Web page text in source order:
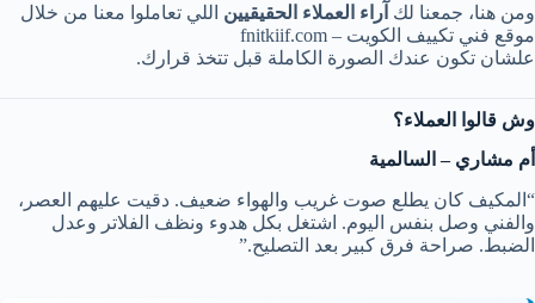
ومن هنا، جمعنا لك آراء العملاء الحقيقيين اللي تعاملوا معنا من خلال
موقع فني تكييف الكويت – fnitkiif.com
علشان تكون عندك الصورة الكاملة قبل تتخذ قرارك.
وش قالوا العملاء؟
أم مشاري – السالمية
“المكيف كان يطلع صوت غريب والهواء ضعيف. دقيت عليهم العصر،
والفني وصل بنفس اليوم. اشتغل بكل هدوء ونظف الفلاتر وعدل
الضبط. صراحة فرق كبير بعد التصليح.”